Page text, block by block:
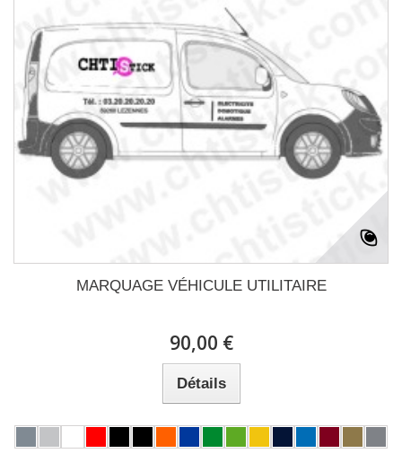
MARQUAGE VÉHICULE UTILITAIRE
90,00 €
Détails